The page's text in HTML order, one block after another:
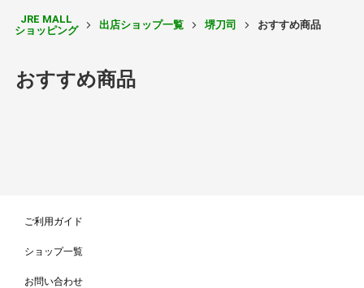
JRE MALL
ショッピング
出店ショップ一覧 堺刀司 おすすめ商品
おすすめ商品
ご利用ガイド
ショップ一覧
お問い合わせ